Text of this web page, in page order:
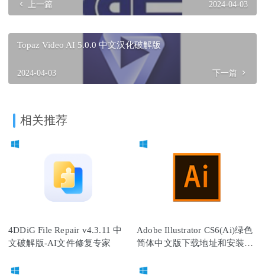
上一篇 2024-04-03
Topaz Video AI 5.0.0 中文汉化破解版
2024-04-03 下一篇
相关推荐
4DDiG File Repair v4.3.11 中
文破解版-AI文件修复专家
Adobe Illustrator CS6(Ai)绿色
简体中文版下载地址和安装教